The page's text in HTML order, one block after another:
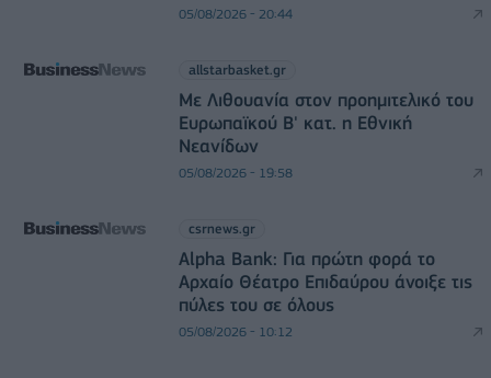
05/08/2026 - 20:44
allstarbasket.gr
Με Λιθουανία στον προημιτελικό του
Ευρωπαϊκού Β' κατ. η Εθνική
Νεανίδων
05/08/2026 - 19:58
csrnews.gr
Alpha Bank: Για πρώτη φορά το
Αρχαίο Θέατρο Επιδαύρου άνοιξε τις
πύλες του σε όλους
05/08/2026 - 10:12